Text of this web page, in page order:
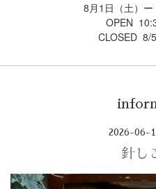
8月1日（土）
OPEN
CLOSED 8/
2026-06-
針し